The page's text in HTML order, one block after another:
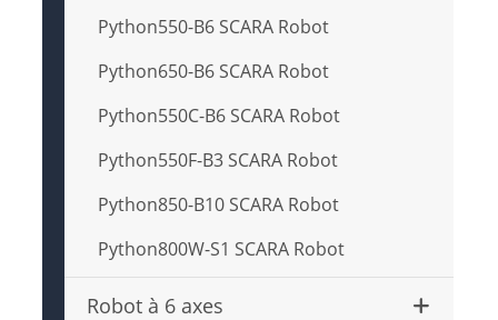
Python550-B6 SCARA Robot
Python650-B6 SCARA Robot
Python550C-B6 SCARA Robot
Python550F-B3 SCARA Robot
Python850-B10 SCARA Robot
Python800W-S1 SCARA Robot
Robot à 6 axes